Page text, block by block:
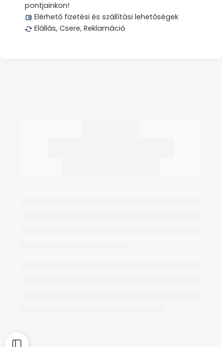
pontjainkon!
Elérhető fizetési és szállítási lehetőségek
Elállás, Csere, Reklamáció